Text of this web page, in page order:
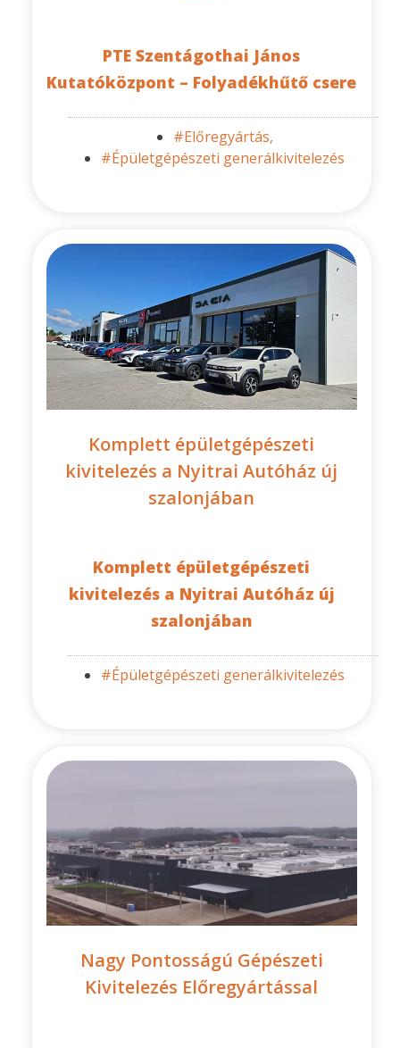
PTE Szentágothai János
Kutatóközpont – Folyadékhűtő csere
#Előregyártás,
#Épületgépészeti generálkivitelezés
Komplett épületgépészeti
kivitelezés a Nyitrai Autóház új
szalonjában
Komplett épületgépészeti
kivitelezés a Nyitrai Autóház új
szalonjában
#Épületgépészeti generálkivitelezés
Nagy Pontosságú Gépészeti
Kivitelezés Előregyártással